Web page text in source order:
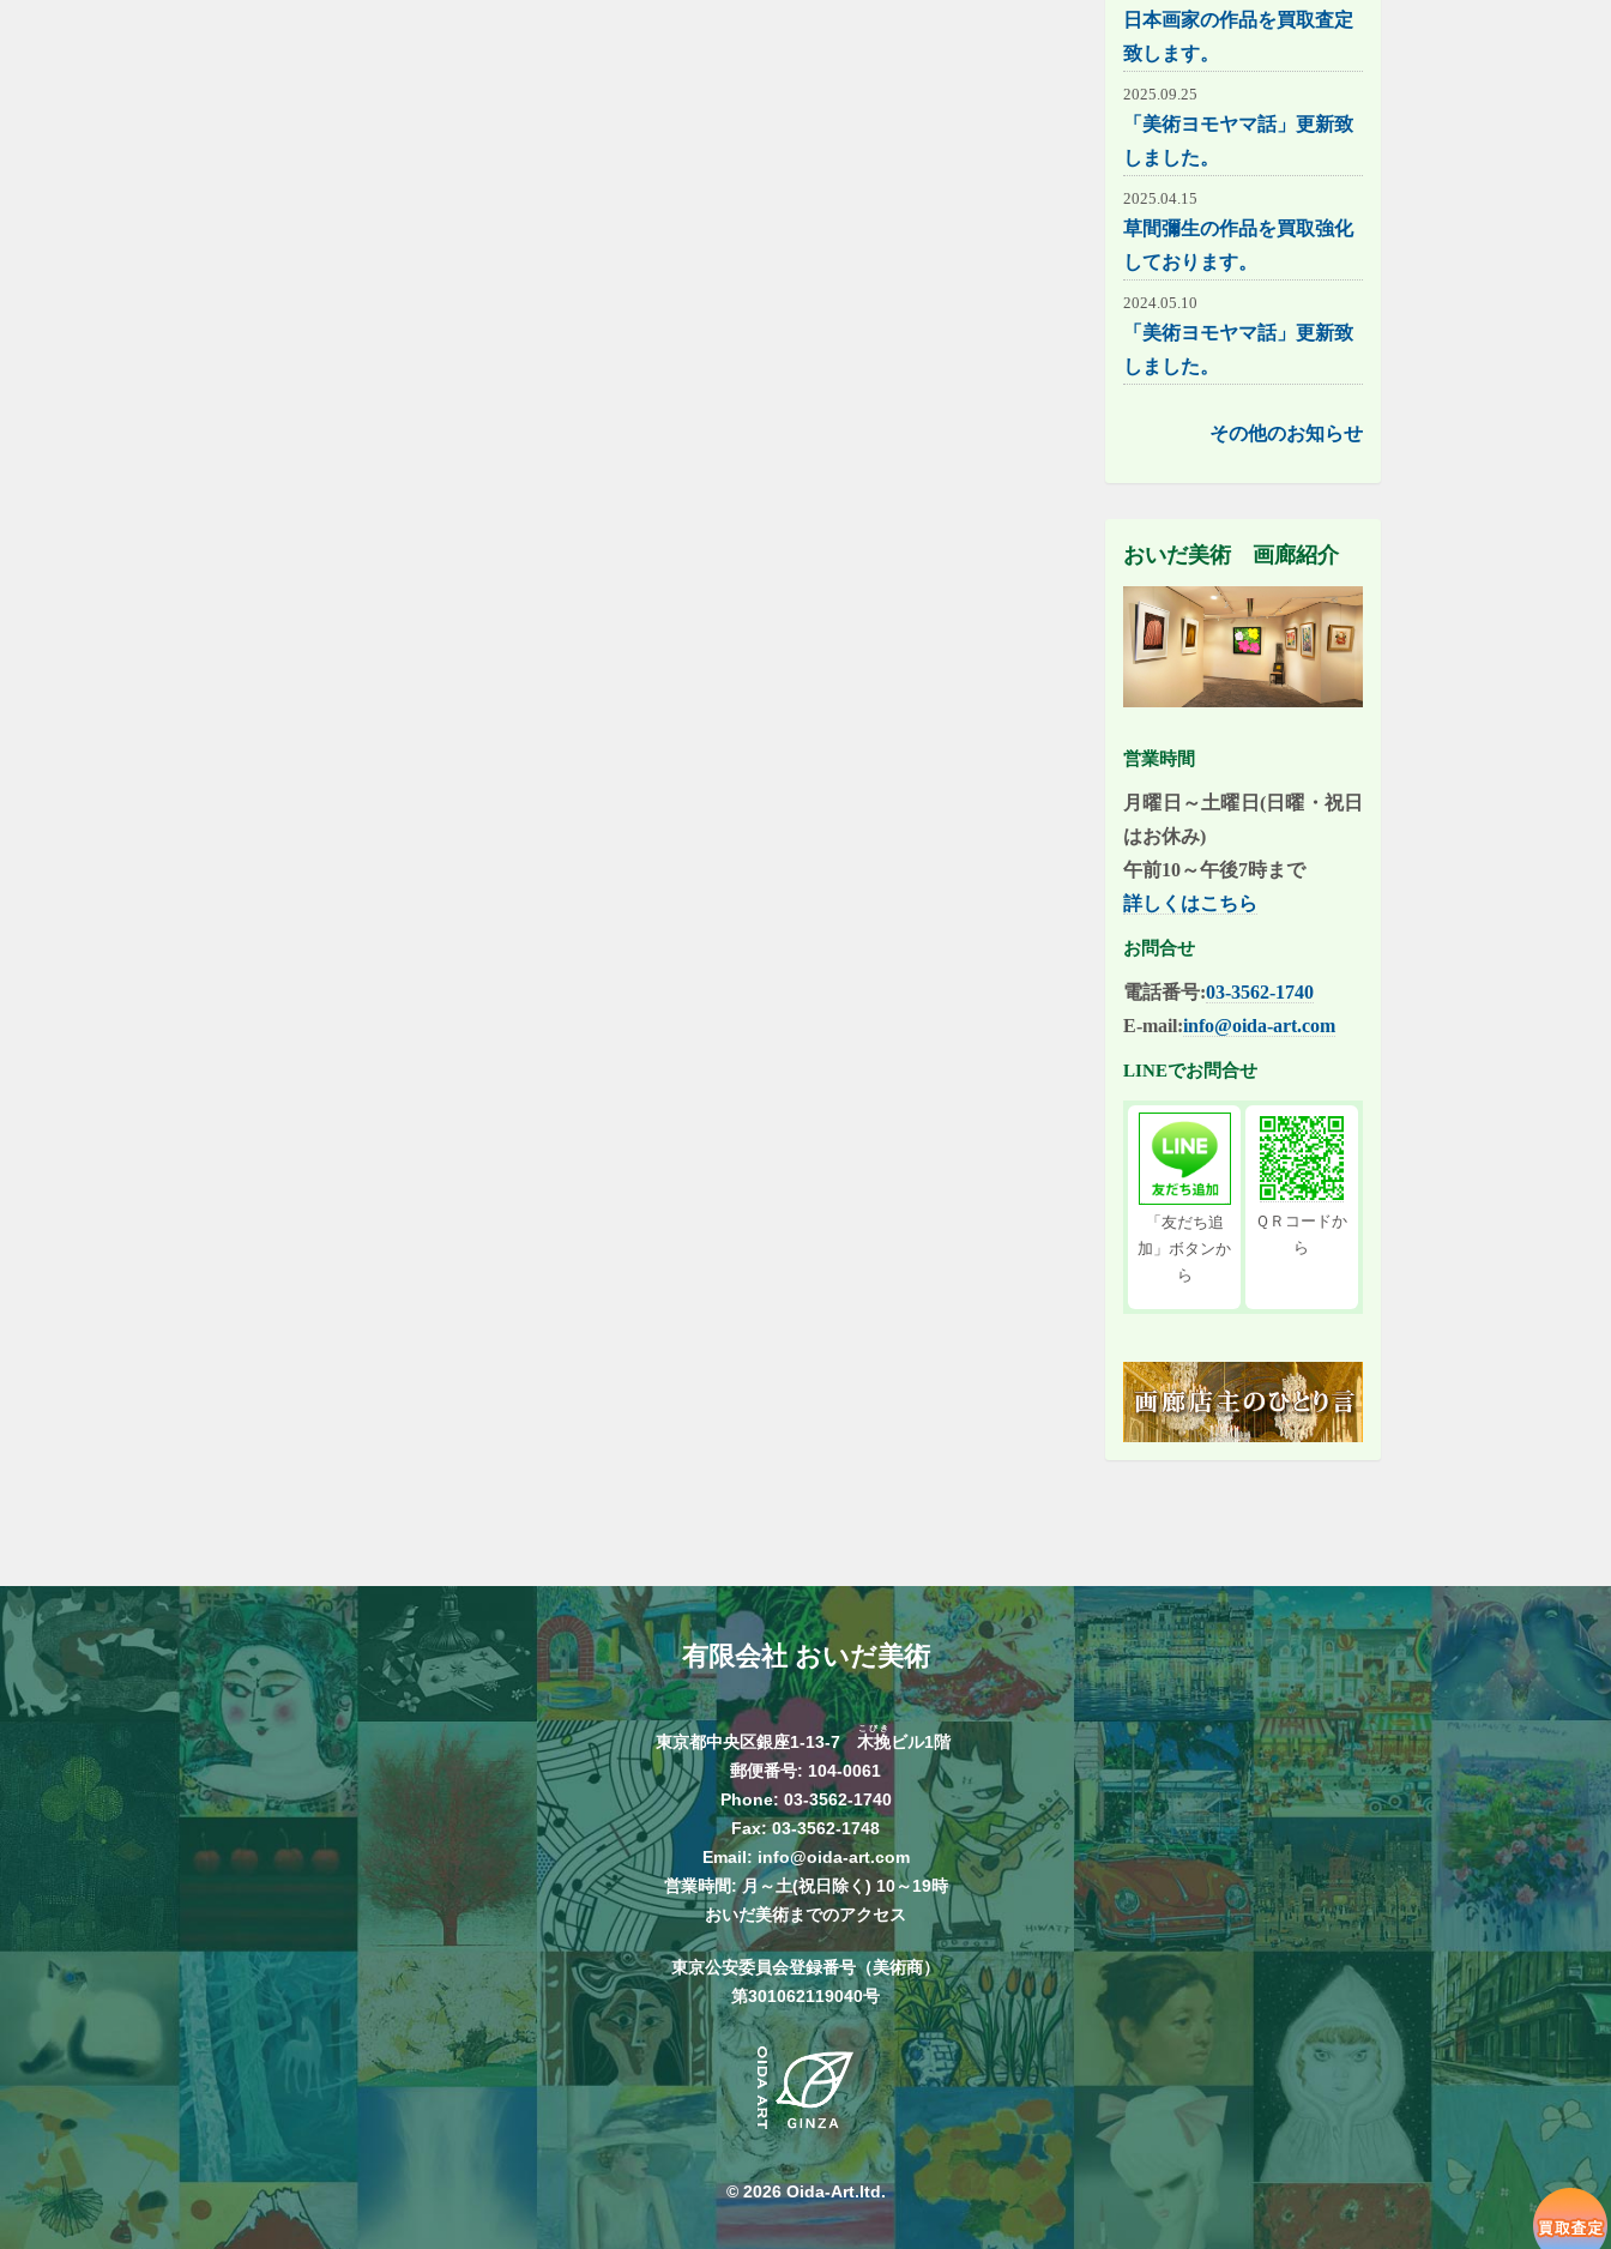
日本画家の作品を買取査定
致します。
2025.09.25
「美術ヨモヤマ話」更新致
しました。
2025.04.15
草間彌生の作品を買取強化
しております。
2024.05.10
「美術ヨモヤマ話」更新致
しました。
その他のお知らせ
おいだ美術 画廊紹介
営業時間
月曜日～土曜日(日曜・祝日
はお休み)
午前10～午後7時まで
詳しくはこちら
お問合せ
電話番号:03-3562-1740
E-mail:info@oida-art.com
LINEでお問合せ
「友だち追
加」ボタンか
ら
ＱＲコードか
ら
有限会社 おいだ美術
東京都中央区銀座1-13-7 木挽
こびき
ビル1階
郵便番号: 104-0061
Phone: 03-3562-1740
Fax: 03-3562-1748
Email: info@oida-art.com
営業時間: 月～土(祝日除く) 10～19時
おいだ美術までのアクセス
東京公安委員会登録番号（美術商）
第301062119040号
© 2026 Oida-Art.ltd.